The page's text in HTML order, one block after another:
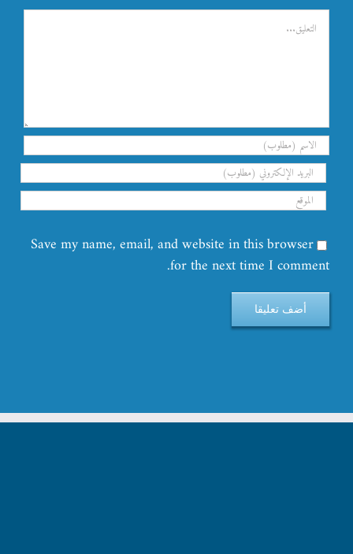
تعليق
Save my name, email, and website in this browser
for the next time I comment.